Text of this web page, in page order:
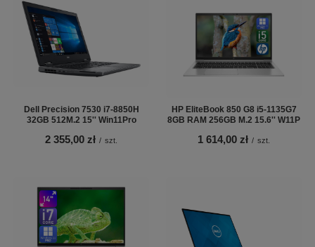
Dell Precision 7530 i7-8850H
32GB 512M.2 15'' Win11Pro
2 355,00 zł / szt.
HP EliteBook 850 G8 i5-1135G7
8GB RAM 256GB M.2 15.6'' W11P
1 614,00 zł / szt.